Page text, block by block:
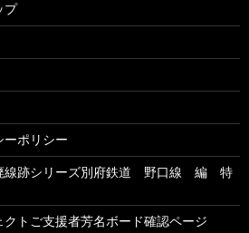
プ
ーポリシー
線跡シリーズ別府鉄道 野口線 編 特
トご支援者芳名ボード確認ページ